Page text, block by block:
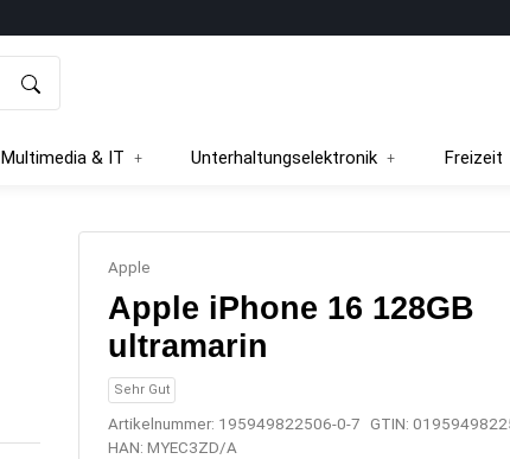
Multimedia & IT Unterhaltungselektronik Freizeit
Apple
Apple iPhone 16 128GB
ultramarin
Sehr Gut
Artikelnummer: 195949822506-0-7 GTIN:
HAN:MYEC3ZD/A